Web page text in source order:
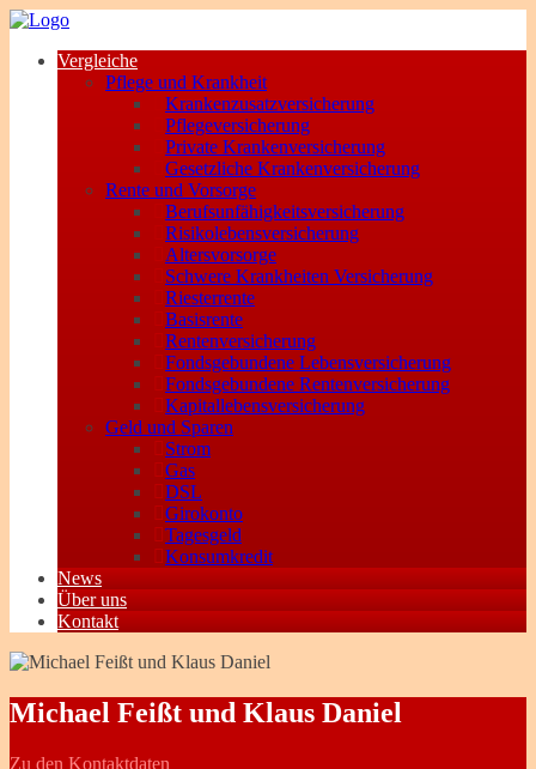
Vergleiche
Pflege und Krankheit
Krankenzusatzversicherung
Pflegeversicherung
Private Krankenversicherung
Gesetzliche Krankenversicherung
Rente und Vorsorge
Berufs­unfähigkeitsversicherung
Risikolebensversicherung
Altersvorsorge
Schwere Krankheiten Versicherung
Riesterrente
Basisrente
Rentenversicherung
Fondsgebundene Lebensversicherung
Fondsgebundene Rentenversicherung
Kapitallebensversicherung
Geld und Sparen
Strom
Gas
DSL
Girokonto
Tagesgeld
Konsumkredit
News
Über uns
Kontakt
Michael Feißt und Klaus Daniel
Zu den Kontaktdaten